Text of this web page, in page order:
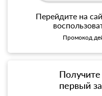
Перейдите на
Промокод
первый